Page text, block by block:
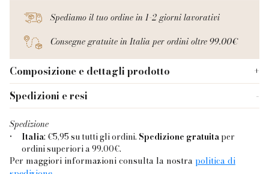
Spediamo il tuo ordine in 1-2 giorni lavorativi
Consegne gratuite in Italia per ordini oltre 99.00€
Composizione e dettagli prodotto
Materiale parte superiore:
Tessuto Soletta:pelle
Altezza tacco:
Spedizioni e resi
Spedizione
• Italia: €5,95 su tutti gli ordini. Spedizione gratuitaper
ordini superiori a 99.00€.
Per maggiori informazioni consulta la nostra politica di